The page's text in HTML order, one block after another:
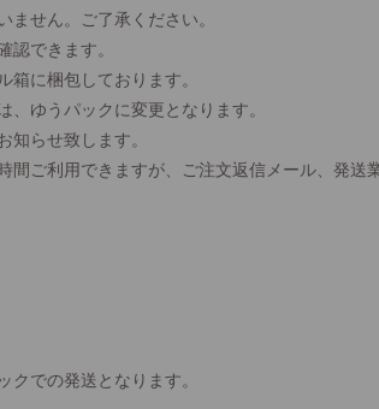
ません。ご了承ください。
認できます。
箱に梱包しております。
、ゆうパックに変更となります。
知らせ致します。
間ご利用できますが、ご注文返信メール、発
クでの発送となります。